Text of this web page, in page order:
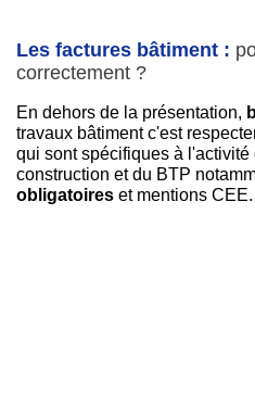
Les factures bâtiment :
correctement ?
En dehors de la présentation,
travaux bâtiment c'est
qui sont spécifiques à l'activité
construction et du BTP
obligatoires et mentions CEE.